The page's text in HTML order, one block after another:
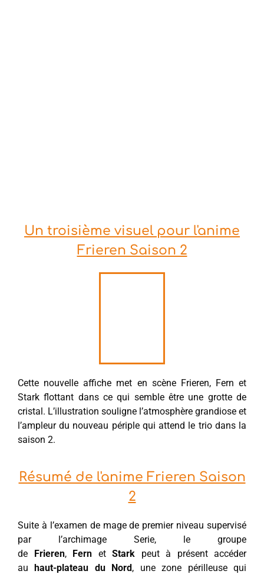
Un troisième visuel pour l'anime
Frieren Saison 2
Cette nouvelle affiche met en scène Frieren, Fern et
Stark flottant dans ce qui semble être une grotte de
cristal. L’illustration souligne l’atmosphère grandiose et
l’ampleur du nouveau périple qui attend le trio dans la
saison 2.
Résumé de l'anime Frieren Saison
2
Suite à l’examen de mage de premier niveau supervisé
par l’archimage Serie, le groupe
de Frieren, Fern et Stark peut à présent accéder
auhaut-plateau du Nord, une zone périlleuse qui